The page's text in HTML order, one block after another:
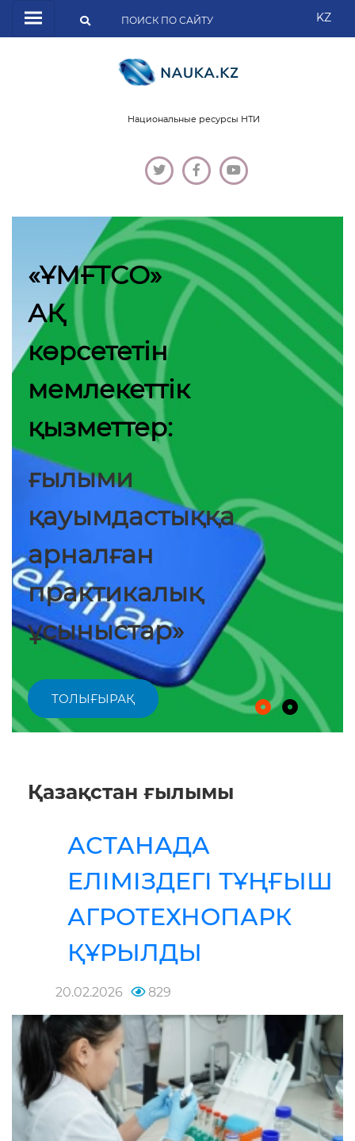
KZ
Национальные ресурсы НТИ
«ҰМҒТСО»
АҚ
көрсететін
мемлекеттік
қызметтер:
ғылыми
қауымдастыққа
арналған
практикалық
ұсыныстар»
ТОЛЫҒЫРАҚ
Қазақстан ғылымы
АСТАНАДА
ЕЛІМІЗДЕГІ ТҰҢҒЫШ
АГРОТЕХНОПАРК
ҚҰРЫЛДЫ
20.02.2026 829